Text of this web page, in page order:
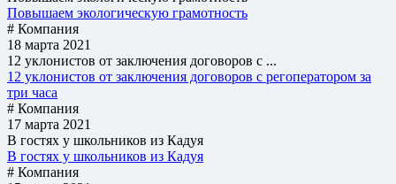
Повышаем экологическую грамотность
# Компания
18 марта 2021
12 уклонистов от заключения договоров с ...
12 уклонистов от заключения договоров с регоператором за
три часа
# Компания
17 марта 2021
В гостях у школьников из Кадуя
В гостях у школьников из Кадуя
# Компания